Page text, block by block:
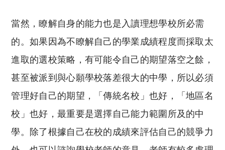
當然，瞭解自身的能力也是入讀理想學校所必需
的。如果因為不瞭解自己的學業成績程度而採取太
進取的選校策略，有可能令自己的期望落空之餘，
甚至被派到與心願學校落差很大的中學，所以必須
管理好自己的期望，「傳統名校」也好，「地區名
校」也好，最重要是選擇自己能力範圍所及的中
學。除了根據自己在校的成績來評估自己的競爭力